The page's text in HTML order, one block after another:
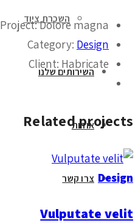
השכרת ציוד
השירותים שלנו
אודות
צרו קשר
Project:Dolore magna
Category: Design
Client: Habricate
Related projects
Design
Vulputate velit